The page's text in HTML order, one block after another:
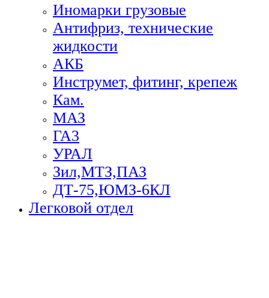
Иномарки грузовые
Антифриз, технические
жидкости
АКБ
Инструмет, фитинг, крепеж
Кам.
МАЗ
ГА3
УРАЛ
Зил,МТЗ,ПАЗ
ДТ-75,ЮМЗ-6КЛ
Легковой отдел